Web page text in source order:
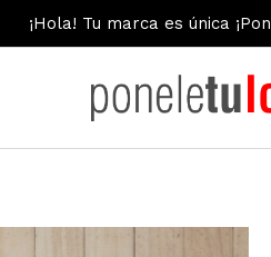
¡Hola! Tu marca es única